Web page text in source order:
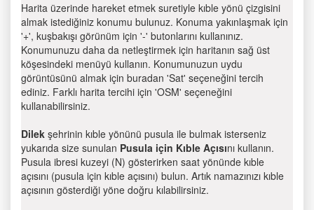
Harita üzerinde hareket etmek suretiyle kıble yönü çizgisini
almak istediğiniz konumu bulunuz. Konuma yakınlaşmak için
'+', kuşbakışı görünüm için '-' butonlarını kullanınız.
Konumunuzu daha da netleştirmek için haritanın sağ üst
köşesindeki menüyü kullanın. Konumunuzun uydu
görüntüsünü almak için buradan 'Sat' seçeneğini tercih
ediniz. Farklı harita tercihi için 'OSM' seçeneğini
kullanabilirsiniz.
Dilek şehrinin kıble yönünü pusula ile bulmak isterseniz
yukarıda size sunulan Pusula için Kıble Açısını kullanın.
Pusula ibresi kuzeyi (N) gösterirken saat yönünde kıble
açısını (pusula için kıble açısını) bulun. Artık namazınızı kıble
açısının gösterdiği yöne doğru kılabilirsiniz.